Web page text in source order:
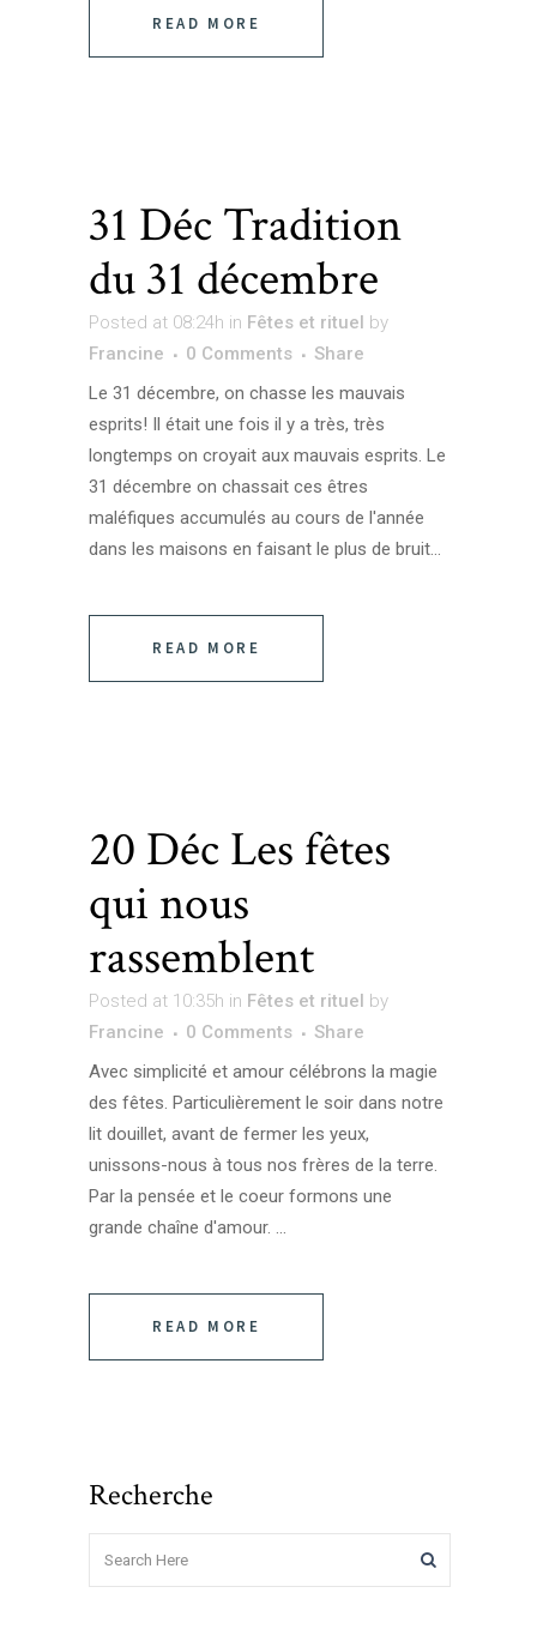
READ MORE
31 DécTradition
du 31 décembre
Posted at 08:24h in Fêtes et rituel by
Francine
0 Comments
Share
Le 31 décembre, on chasse les mauvais
esprits! Il était une fois il y a très, très
longtemps on croyait aux mauvais esprits. Le
31 décembre on chassait ces êtres
maléfiques accumulés au cours de l'année
dans les maisons en faisant le plus de bruit...
READ MORE
20 DécLes fêtes
qui nous
rassemblent
Posted at 10:35h in Fêtes et rituel by
Francine
0 Comments
Share
Avec simplicité et amour célébrons la magie
des fêtes. Particulièrement le soir dans notre
lit douillet, avant de fermer les yeux,
unissons-nous à tous nos frères de la terre.
Par la pensée et le coeur formons une
grande chaîne d'amour. ...
READ MORE
Recherche